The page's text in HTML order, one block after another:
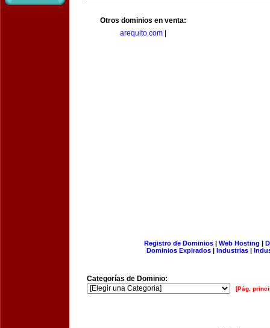
Otros dominios en venta:
arequito.com
Registro de Dominios| Web Hosting |
Dominios Expirados | Industrias |
Categorías de Dominio:
[Pág.